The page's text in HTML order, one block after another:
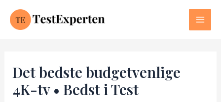
Det bedste budgetvenlige
4K-tv • Bedst i Test